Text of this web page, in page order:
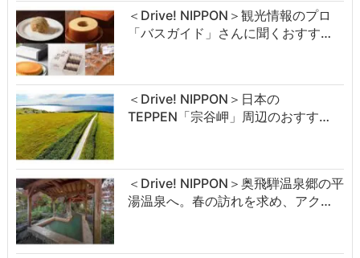
＜Drive! NIPPON＞観光情報のプロ
「バスガイド」さんに聞くおすす…
＜Drive! NIPPON＞日本の
TEPPEN「宗谷岬」周辺のおすす…
＜Drive! NIPPON＞奥飛騨温泉郷の平
湯温泉へ。春の訪れを求め、アク…